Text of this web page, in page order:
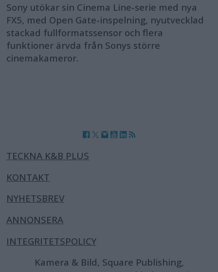
Sony utökar sin Cinema Line-serie med nya
FX5, med Open Gate-inspelning, nyutvecklad
stackad fullformatssensor och flera
funktioner ärvda från Sonys större
cinemakameror.
TECKNA K&B PLUS
KONTAKT
NYHETSBREV
ANNONSERA
INTEGRITETSPOLICY
Kamera & Bild, Square Publishing,